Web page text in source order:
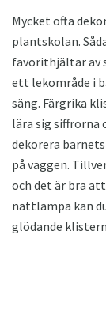
Mycket ofta
plantskolan.
favorithjältar av
ett lekområde i
säng. Färgrika
lära sig
dekorera
på väggen.
och det är bra
nattlampa kan
glödande